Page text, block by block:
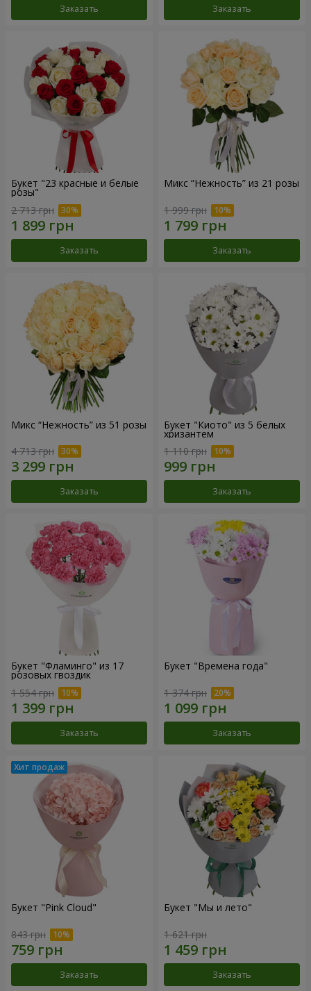
Заказать Заказать
Букет "23 красные и белые
розы"
2 713 грн
Заказать
Микс “Нежность” из 21 розы
1 999 грн
Заказать
Микс “Нежность” из 51 розы
4 713 грн
Заказать
Букет "Киото" из 5 белых
хризантем
1 110 грн
Заказать
Букет "Фламинго" из 17
розовых гвоздик
1 554 грн
Заказать
Букет "Времена года"
1 374 грн
Заказать
Букет "Pink Cloud"
843 грн
Заказать
Букет "Мы и лето"
1 621 грн
Заказать